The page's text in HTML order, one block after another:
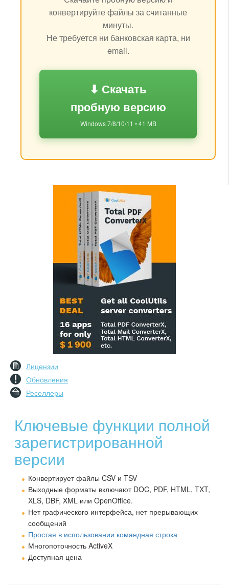
конвертируйте файлы за считанные
минуты.
Не требуется ни банковская карта, ни
email.
⬇ Скачать
пробную версию
Windows 7/8/10/11 • 41 MB
Лицензии
Обновления
Реселлеры
Ключевые функции полной
зарегистрированной
версии
Конвертирует файлы CSV и TSV
Выходные форматы включают DOC, PDF, HTML, TXT,
XLS, DBF, XML или OpenOffice.
Нет графического интерфейса, нет прерывающих
сообщений
Простая в использовании командная строка
Многопоточность ActiveX
Доступная цена